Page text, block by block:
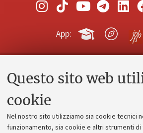
Questo sito web
cookie
Nel nostro sito utilizziamo sia cookie tecnici
funzionamento, sia cookie e altri strumenti
App:
Contatti e PEC
Alumni